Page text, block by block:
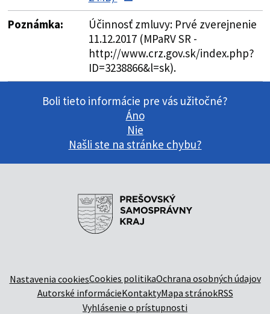
Poznámka:
Účinnosť zmluvy: Prvé zverejnenie
11.12.2017 (MPaRV SR -
http://www.crz.gov.sk/index.php?
ID=3238866&l=sk).
Boli tieto informácie pre vás užitočné?
Áno
Nie
Našli ste na stránke chybu?
Nastavenia cookiesCookies politikaOchrana osobných údajov
Autorské informácieKontaktyMapa stránokRSS
Vyhlásenie o prístupnosti